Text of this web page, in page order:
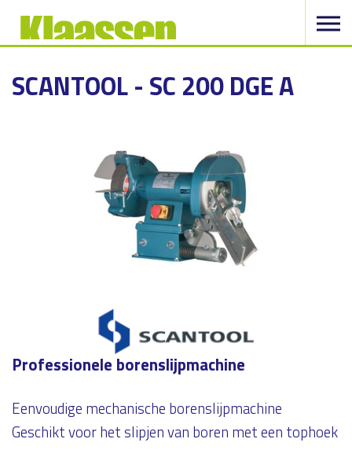
SCANTOOL - SC 200 DGE A
Professionele borenslijpmachine
Eenvoudige mechanische borenslijpmachine
Geschikt voor het slipjen van boren met een tophoek